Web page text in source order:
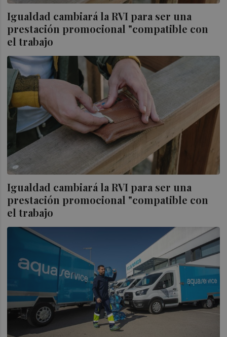
Igualdad cambiará la RVI para ser una
prestación promocional "compatible con
el trabajo
Igualdad cambiará la RVI para ser una
prestación promocional "compatible con
el trabajo